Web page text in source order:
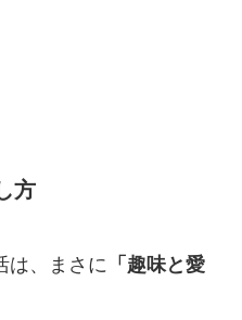
方
は、まさに 「趣味と愛